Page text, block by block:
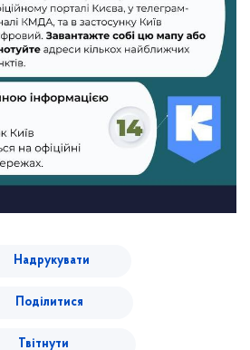
Надрукувати
Поділитися
Твітнути